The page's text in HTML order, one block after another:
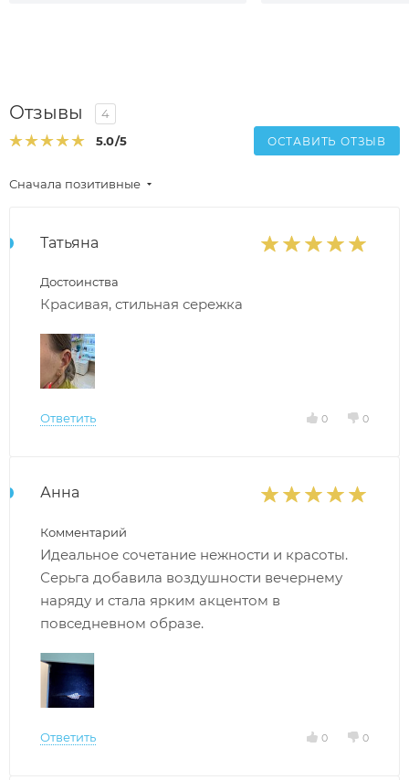
Отзывы
4
5.0/5 ОСТАВИТЬ ОТЗЫВ
Сначала позитивные
Татьяна
Достоинства
Красивая, стильная сережка
Ответить 0 0
Анна
Комментарий
Идеальное сочетание нежности и красоты.
Серьга добавила воздушности вечернему
наряду и стала ярким акцентом в
повседневном образе.
Ответить 0 0